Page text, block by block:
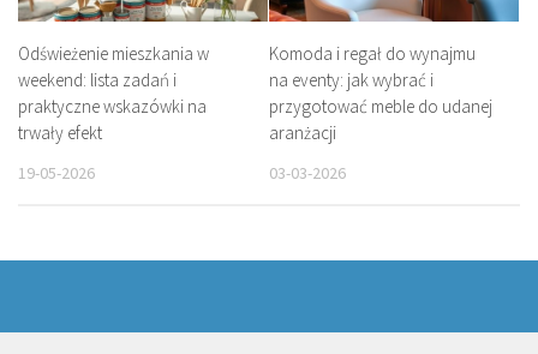
Odświeżenie mieszkania w
weekend: lista zadań i
praktyczne wskazówki na
trwały efekt
19-05-2026
Komoda i regał do wynajmu
na eventy: jak wybrać i
przygotować meble do udanej
aranżacji
03-03-2026